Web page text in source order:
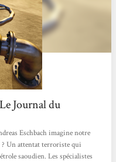
Journal du
Eschbach imagine notre
? Un attentat terroriste qui
saoudien. Les spécialistes